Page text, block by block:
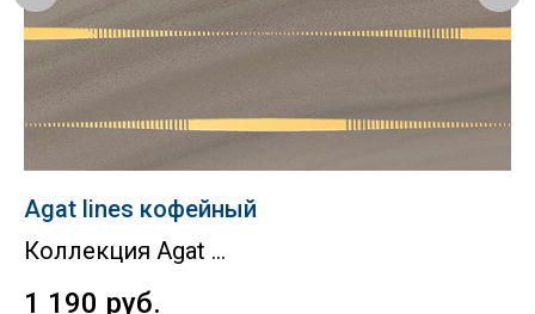
Agat lines кофейный
Коллекция Agat
1 190 руб.